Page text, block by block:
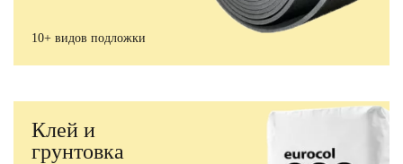
10+ видов подложки
Клей и
грунтовка